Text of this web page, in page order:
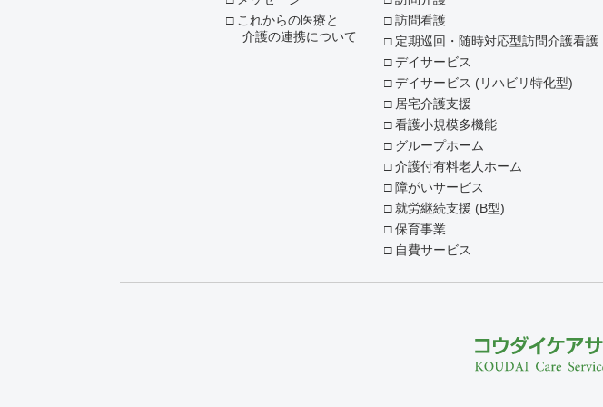
これからの医療と
介護の連携について
訪問看護
定期巡回・随時対応型訪問介護看護
デイサービス
デイサービス (リハビリ特化型)
居宅介護支援
看護小規模多機能
グループホーム
介護付有料老人ホーム
障がいサービス
就労継続支援 (B型)
保育事業
自費サービス